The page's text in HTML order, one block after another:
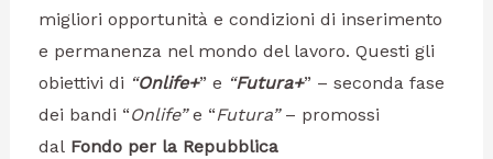
migliori opportunità e condizioni di inserimento
e permanenza nel mondo del lavoro. Questi gli
obiettivi di “Onlife+” e “Futura+” – seconda fase
dei bandi “Onlife”e “Futura” – promossi
dal Fondo per la Repubblica